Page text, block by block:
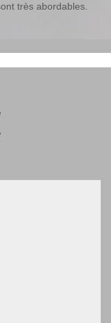
très abordables.